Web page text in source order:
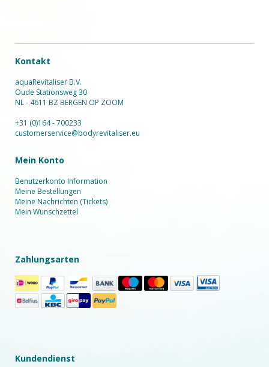
Kontakt
aquaRevitaliser B.V.
Oude Stationsweg 30
NL - 4611 BZ BERGEN OP ZOOM
+31 (0)164 - 700233
customerservice@bodyrevitaliser.eu
Mein Konto
Benutzerkonto Information
Meine Bestellungen
Meine Nachrichten (Tickets)
Mein Wunschzettel
Zahlungsarten
Kundendienst